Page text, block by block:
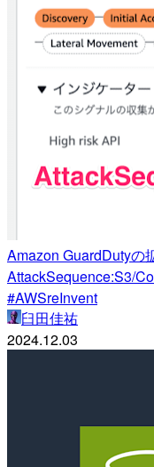
Amazon GuardDutyの
AttackSequence:S3/
#AWSreInvent
臼田佳祐
2024.12.03